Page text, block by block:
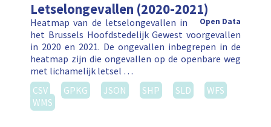
Letselongevallen (2020-2021)
Open Data
Heatmap van de letselongevallen in
het Brussels Hoofdstedelijk Gewest voorgevallen
in 2020 en 2021. De ongevallen inbegrepen in de
heatmap zijn die ongevallen op de openbare weg
met lichamelijk letsel …
CSV
GPKG JSON SHP SLD
WFS
WMS